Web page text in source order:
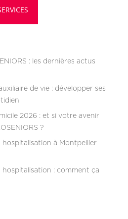
: les dernières actus
de vie : développer ses
2026 : et si votre avenir
?
hospitalisation à Montpellier
hospitalisation : comment ça